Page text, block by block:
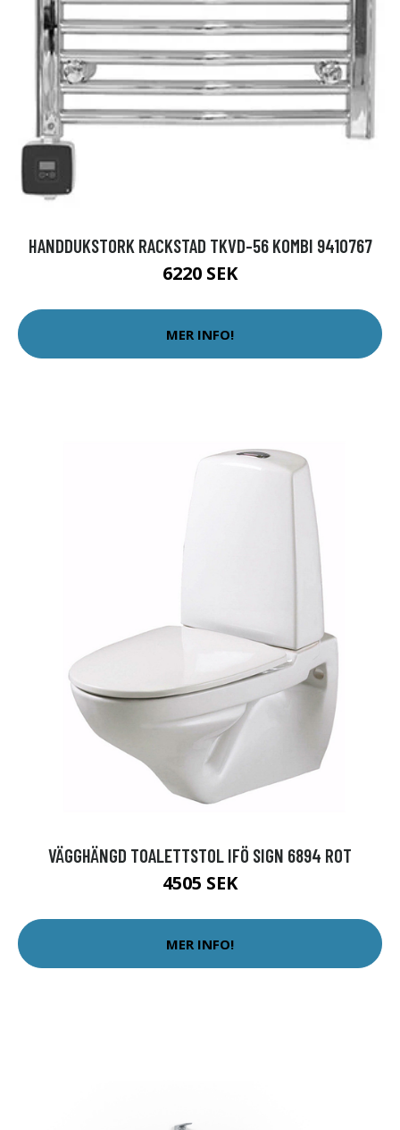
HANDDUKSTORK RACKSTAD TKVD-56 KOMBI 9410767
6220 SEK
MER INFO!
VÄGGHÄNGD TOALETTSTOL IFÖ SIGN 6894 ROT
4505 SEK
MER INFO!